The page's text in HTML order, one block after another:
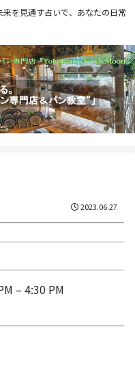
を見通す占いで、あなたの日常
2023.06.27
–4:30 PM